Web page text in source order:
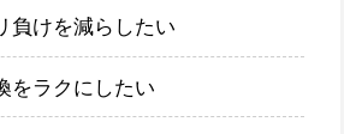
負けを減らしたい
をラクにしたい